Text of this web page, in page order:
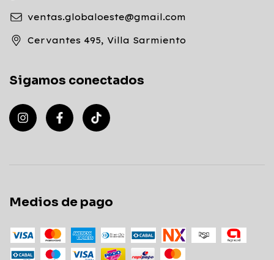
ventas.globaloeste@gmail.com
Cervantes 495, Villa Sarmiento
Sigamos conectados
Medios de pago